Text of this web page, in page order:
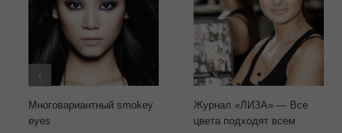
Многовариантный smokey
eyes
Журнал «ЛИЗА» — Все
цвета подходят всем